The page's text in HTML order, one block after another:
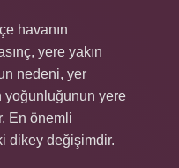
havanın
yere yakın
nedeni, yer
yoğunluğunun yere
En önemli
dikey değişimdir.